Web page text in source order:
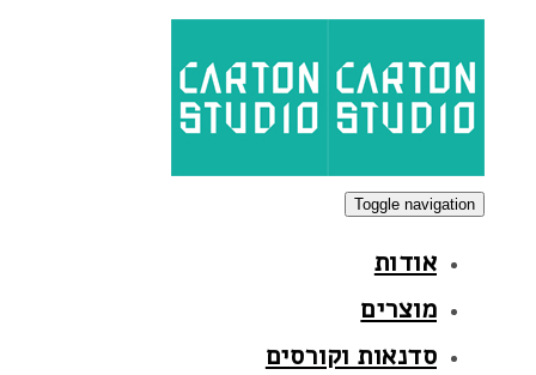
primary
navigation
Toggle navigation
אודות
מוצרים
סדנאות וקורסים